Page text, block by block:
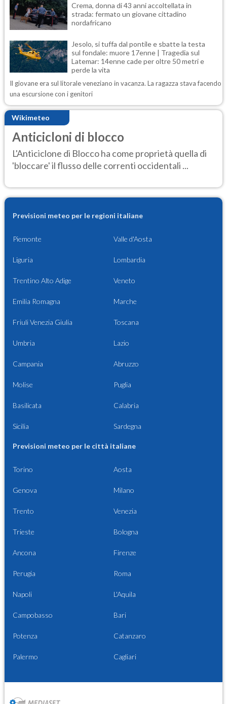
Crema, donna di 43 anni accoltellata in
strada: fermato un giovane cittadino
nordafricano
Jesolo, si tuffa dal pontile e sbatte la testa
sul fondale: muore 17enne | Tragedia sul
Latemar: 14enne cade per oltre 50 metri e
perde la vita
Il giovane era sul litorale veneziano in vacanza. La ragazza stava facendo
una escursione con i genitori
Wikimeteo
Anticicloni di blocco
L'Anticiclone di Blocco ha come proprietà quella di
'bloccare' il flusso delle correnti occidentali ...
Previsioni meteo per le regioni italiane
Piemonte Valle d'Aosta
Liguria Lombardia
Trentino Alto Adige Veneto
Emilia Romagna Marche
Friuli Venezia Giulia Toscana
Umbria Lazio
Campania Abruzzo
Molise Puglia
Basilicata Calabria
Sicilia Sardegna
Previsioni meteo per le città italiane
Torino Aosta
Genova Milano
Trento Venezia
Trieste Bologna
Ancona Firenze
Perugia Roma
Napoli L'Aquila
Campobasso Bari
Potenza Catanzaro
Palermo Cagliari